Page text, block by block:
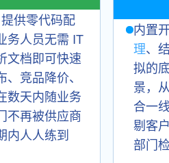
供零代码配
务人员无需 IT
文档即可快速
竞品降价、
数天内随业务
不再被供应商
内人人练到
内置
理、
拟的
景，
合一
剔客
部门